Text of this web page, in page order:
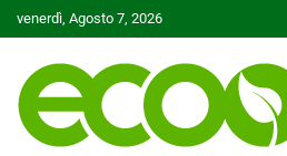
to
venerdì, Agosto 7, 2026